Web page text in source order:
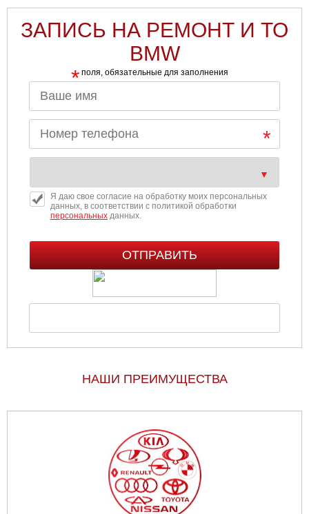
ЗАПИСЬ НА РЕМОНТ И ТО
BMW
* поля, обязательные для заполнения
Я даю свое согласие на обработку моих персональных
данных, в соответствии с политикой обработки
персональныхданных.
НАШИ ПРЕИМУЩЕСТВА